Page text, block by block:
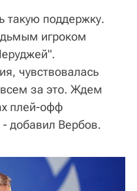
такую поддержку.
игроком
чувствовалась
за это. Ждем
плей-офф
добавил Вербов.